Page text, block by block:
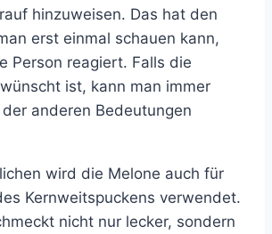
hinzuweisen. Das hat den
erst einmal schauen kann,
Person reagiert. Falls die
ist, kann man immer
anderen Bedeutungen
wird die Melone auch für
Kernweitspuckens verwendet.
nicht nur lecker, sondern